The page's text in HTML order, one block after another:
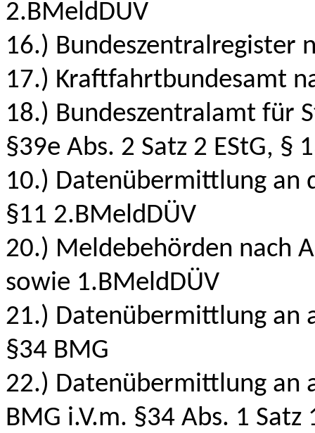
2.BMeldDÜV
16.) Bundeszentralregister
17.) Kraftfahrtbundesamt
18.) Bundeszentralamt für
§39e Abs. 2 Satz 2 EStG, §
10.) Datenübermittlung an
§11 2.BMeldDÜV
20.) Meldebehörden nach
sowie 1.BMeldDÜV
21.) Datenübermittlung an
§34 BMG
22.) Datenübermittlung an
BMG i.V.m. §34 Abs. 1 Satz